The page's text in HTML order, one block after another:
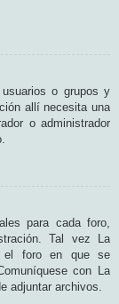
o grupos y
allí necesita una
o administrador
para cada foro,
Tal vez La
el foro en que se
con La
adjuntar archivos.